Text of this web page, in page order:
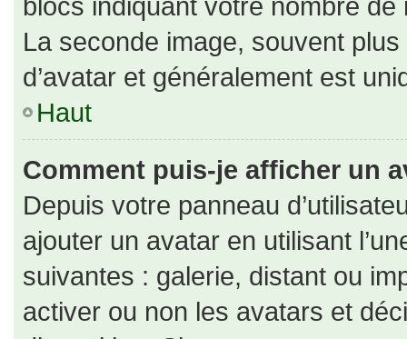
La seconde image, souvent
d’avatar et généralement est
Haut
Comment puis-je afficher un
Depuis votre panneau
ajouter un avatar en utilisant
suivantes : galerie, distant ou
activer ou non les avatars et